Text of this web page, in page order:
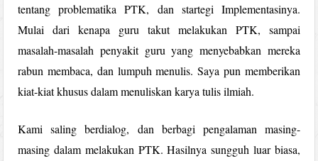
tentang problematika PTK, dan startegi Implementasinya.
Mulai dari kenapa guru takut melakukan PTK, sampai
masalah-masalah penyakit guru yang menyebabkan mereka
rabun membaca, dan lumpuh menulis. Saya pun memberikan
kiat-kiat khusus dalam menuliskan karya tulis ilmiah.
Kami saling berdialog, dan berbagi pengalaman masing-
masing dalam melakukan PTK. Hasilnya sungguh luar biasa,